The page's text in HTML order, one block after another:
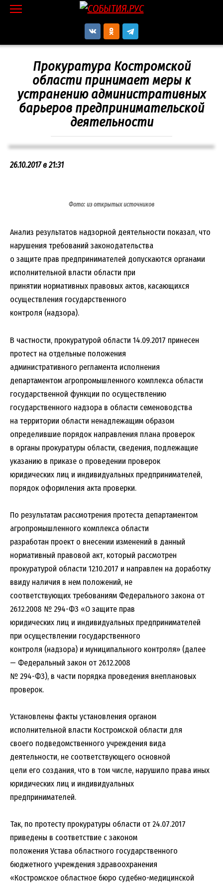
Перейти
Прокуратура Костромской
области принимает меры к
устранению административных
барьеров предпринимательской
деятельности
26.10.2017 в 21:31
Фото: из открытых источников
Анализ результатов надзорной деятельности показал, что
нарушения требований законодательства
о защите прав предпринимателей допускаются органами
исполнительной власти области при
принятии нормативных правовых актов, касающихся
осуществления государственного
контроля (надзора).
В частности, прокуратурой области 14.09.2017 принесен
протест на отдельные положения
административного регламента исполнения
департаментом агропромышленного комплекса области
государственной функции по осуществлению
государственного надзора в области семеноводства
на территории области ненадлежащим образом
определившие порядок направления плана проверок
в органы прокуратуры области, сведения, подлежащие
указанию в приказе о проведении проверок
юридических лиц и индивидуальных предпринимателей,
порядок оформления акта проверки.
По результатам рассмотрения протеста департаментом
агропромышленного комплекса области
разработан проект о внесении изменений в данный
нормативный правовой акт, который рассмотрен
прокуратурой области 12.10.2017 и направлен на доработку
ввиду наличия в нем положений, не
соответствующих требованиям Федерального закона от
26.12.2008 № 294-ФЗ «О защите прав
юридических лиц и индивидуальных предпринимателей
при осуществлении государственного
контроля (надзора) и муниципального контроля» (далее
— Федеральный закон от 26.12.2008
№ 294-ФЗ), в части порядка проведения внеплановых
проверок.
Установлены факты установления органом
исполнительной власти Костромской области для
своего подведомственного учреждения вида
деятельности, не соответствующего основной
цели его создания, что в том числе, нарушило права иных
юридических лиц и индивидуальных
предпринимателей.
Так, по протесту прокуратуры области от 24.07.2017
приведены в соответствие с законом
положения Устава областного государственного
бюджетного учреждения здравоохранения
«Костромское областное бюро судебно-медицинской